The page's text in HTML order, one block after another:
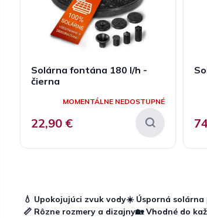
Solárna fontána 180 l/h -
čierna
MOMENTÁLNE NEDOSTUPNÉ
22,90 €
💧 Upokojujúci zvuk vody☀️ Úsporná solárna
📏 Rôzne rozmery a dizajny🏡 Vhodné do